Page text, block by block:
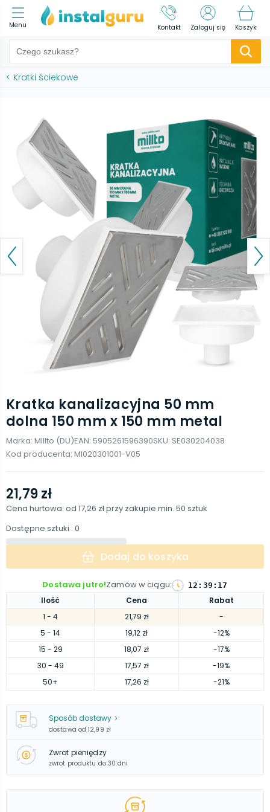
Menu Kontakt Zaloguj się Koszyk
< Kratki ściekowe
Kratka kanalizacyjna 50 mm
dolna 150 mm x 150 mm metal
Marka: MIllto (DU)EAN: 5905261596390SKU: SE030204038
Kod producenta: MI020301001-V05
Ilość Cena
Rabat
1 - 4 21,79 zł
-
5 - 14 19,12 zł
-12%
15 - 29 18,07 zł
-17%
30 - 49 17,57 zł
-19%
50+ 17,26 zł -21%
21,79 zł
Cena hurtowa: od 17,26 złprzy zakupie min. 50 sztuk
Dostępne sztuki : 0
Dodaj do koszyka
Dostawa jutro!Zamów w ciągu: 12 : 39 : 16
Sposób dostawy
dostawa od 12,99 zł
Zwrot pieniędzy
zwrot produktu do 30 dni